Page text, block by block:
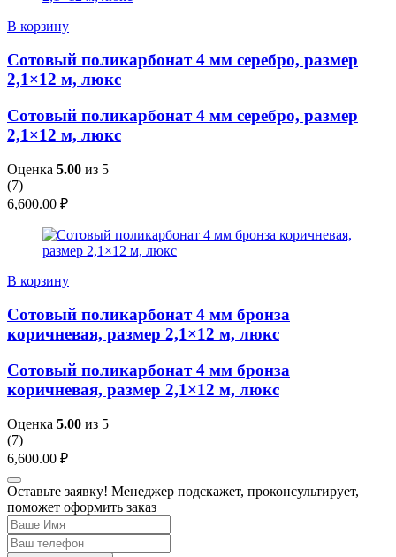
В корзину
Сотовый поликарбонат 4 мм серебро, размер
2,1×12 м, люкс
Сотовый поликарбонат 4 мм серебро, размер
2,1×12 м, люкс
Оценка 5.00 из 5
(7)
6,600.00 ₽
В корзину
Сотовый поликарбонат 4 мм бронза
коричневая, размер 2,1×12 м, люкс
Сотовый поликарбонат 4 мм бронза
коричневая, размер 2,1×12 м, люкс
Оценка 5.00 из 5
(7)
6,600.00 ₽
Оставьте заявку! Менеджер подскажет, проконсультирует,
поможет оформить заказ